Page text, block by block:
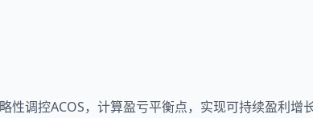
性调控ACOS，计算盈亏平衡点，实现可持续盈利增